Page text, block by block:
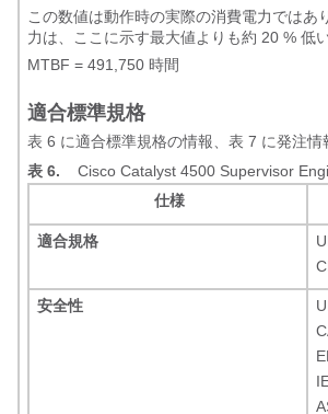
この数値は動作時の実際の消費電力では
力は、ここに示す最大値よりも約 20 % 低
MTBF = 491,750 時間
適合標準規格
表 6 に適合標準規格の情報、表 7 に発注情
表 6.
Cisco Catalyst 4500 Supervisor
仕様
適合規格
安全性